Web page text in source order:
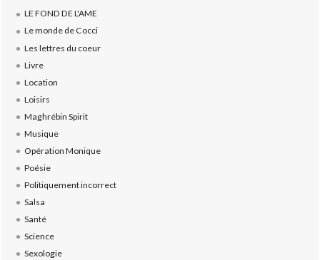
LE FOND DE L'AME
Le monde de Cocci
Les lettres du coeur
Livre
Location
Loisirs
Maghrébin Spirit
Musique
Opération Monique
Poésie
Politiquement incorrect
Salsa
Santé
Science
Sexologie